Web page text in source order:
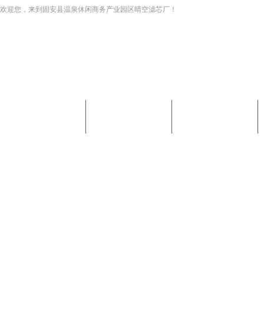
欢迎您，来到固安县温泉休闲商务产业园区晴空滤芯厂！